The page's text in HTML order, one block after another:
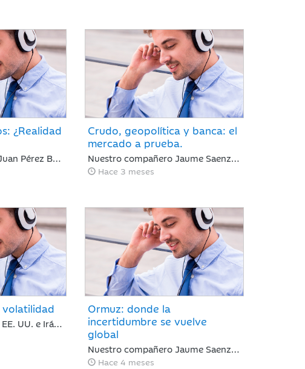
¿Realidad
Nuestro compañero Juan Pérez Bonilla del Departamento de Análisis, repasa una semana en la que los primeros diálogos y pactos de alto al fuego han impulsado el optimismo del mercado y los índices mundiales se han acercado a niveles previos al conflicto.
Crudo, geopolítica y banca: el
mercado a prueba.
Nuestro compañero Jaume Saenz de Santamaría de Area de Negocio, repasa una semana marcada por los vaivenes en las negociaciones entre Irán y EEUU, la noticia positiva es que la tregua permanece y Trump no ha reaccionado de forma abrupta como podría esperarse.
Hace 3 meses
La negociación entre EE. UU. e Irán anunciada por Trump, y desmentida por el presidente del parlamento iraní, es suficiente para calmar a los mercados y romper la racha de caídas. Nuestro compañero Jaume Saenz de Santamaría de Area de Negocio, repasa una semana que sigue marcada por la guerra de Irán.
Ormuz: donde la
incertidumbre se vuelve
global
Nuestro compañero Jaume Saenz de Santamaría de Area de Negocio, repasa una semana marcada por el conflicto, Irán ha permitido que algunos cargueros de crudo con bandera de China, India, Turquía o Pakistán crucen el estrecho de Ormuz, aunque mantiene sus ataques con drones a objetivos energéticos.
Hace 4 meses